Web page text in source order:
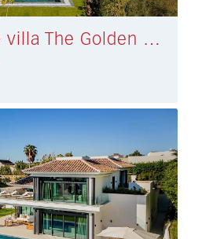
Vrijstaande villa The Golden Mile € 5.400.000,-